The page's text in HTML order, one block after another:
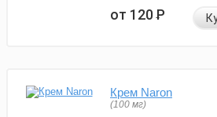
от 120Р
Крем Naron
(100 мг)